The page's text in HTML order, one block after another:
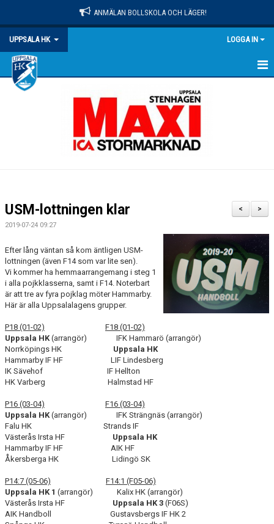
ANMÄLAN BOLLSKOLA OCH LÄGER!
UPPSALA HK LOGGA IN
HEM
KONTAKT
DOKUMENT
PRAKTISK INFO
>
<
USM-lottningen klar
2019-07-24 09:27
Efter lång väntan så kom äntligen USM-
lottningen (även F14 som var lite sen).
Vi kommer ha hemmaarrangemang i steg 1
i alla pojkklasserna, samt i F14. Noterbart
är att tre av fyra pojklag möter Hammarby.
Här är alla Uppsalalagens grupper.
P18 (01-02)
F18 (01-02)
Uppsala HK(arrangör) IFK Hammarö (arrangör)
Norrköpings HK Uppsala HK
Hammarby IF HF LIF Lindesberg
IK Sävehof IF Hellton
HK Varberg Halmstad HF
P16 (03-04)
F16 (03-04)
Uppsala HK(arrangör) IFK Strängnäs (arrangör)
Falu HK Strands IF
Västerås Irsta HF
Uppsala HK
Hammarby IF HF AIK HF
Åkersberga HK Lidingö SK
P14:7 (05-06)
F14:1 (F05-06)
Uppsala HK 1 (arrangör) Kalix HK (arrangör)
Västerås Irsta HF Uppsala HK 3 (F06S)
AIK Handboll Gustavsbergs IF HK 2